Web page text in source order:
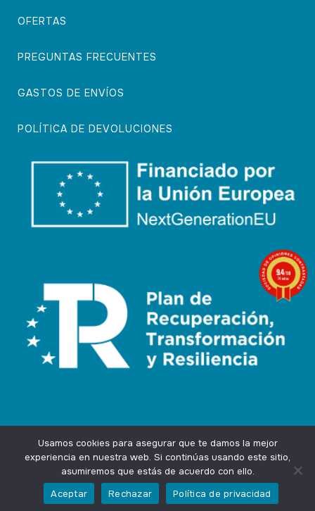
OFERTAS
PREGUNTAS FRECUENTES
GASTOS DE ENVÍOS
POLÍTICA DE DEVOLUCIONES
Design byAgencia Marketing OnlineIngenium.Marketing
Privacidad
Usamos cookies para asegurar que te damos la mejor
experiencia en nuestra web. Si continúas usando este sitio,
asumiremos que estás de acuerdo con ello.
Aceptar
Rechazar Política de privacidad
9.4/10
74 notas